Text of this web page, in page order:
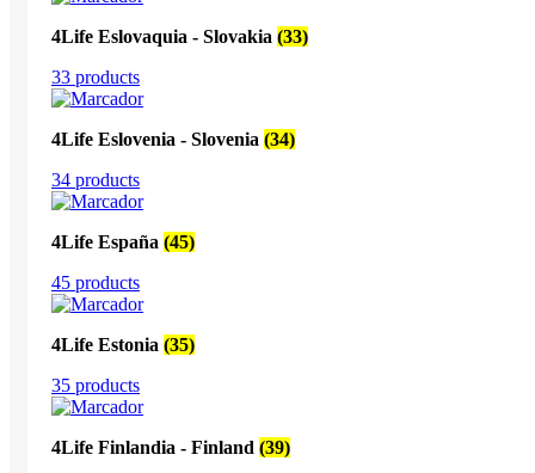
4Life Eslovaquia - Slovakia (33)
33 products
4Life Eslovenia - Slovenia (34)
34 products
4Life España (45)
45 products
4Life Estonia (35)
35 products
4Life Finlandia - Finland (39)